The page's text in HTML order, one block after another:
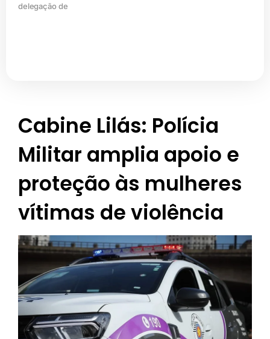
delegação de
Cabine Lilás: Polícia
Militar amplia apoio e
proteção às mulheres
vítimas de violência